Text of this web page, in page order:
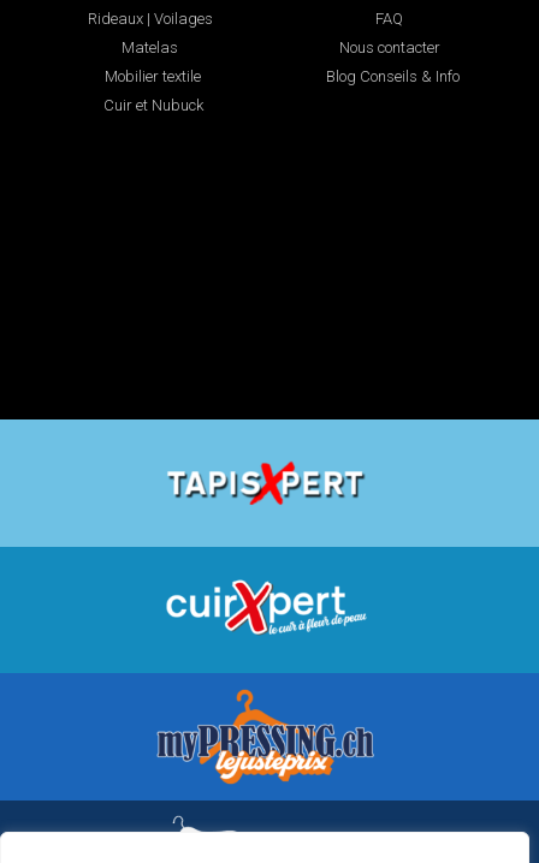
Rideaux | Voilages
Matelas
Mobilier textile
Cuir et Nubuck
FAQ
Nous contacter
Blog Conseils & Info